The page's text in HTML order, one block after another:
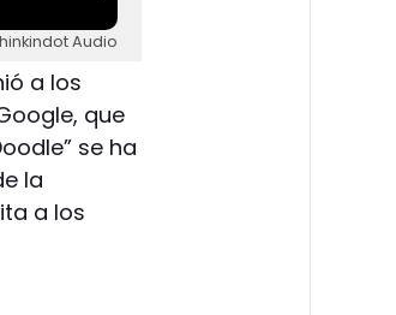
Audio
a los
que
se ha
la
a los